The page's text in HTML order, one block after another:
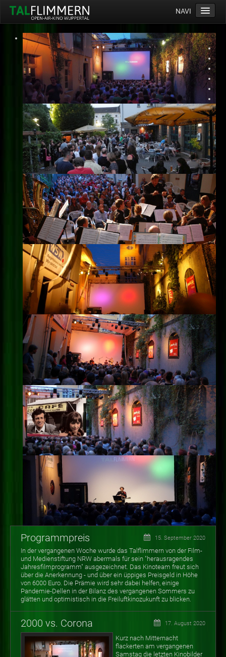
NAVI
Home
Programm
Service
Ticketinfos
Ort
Anreise
Wetter
Kinogutschein
Konzept
Archiv
Kontakt
Impressum
Datenschutz
Programmpreis 15. September 2020
In der vergangenen Woche wurde das Talflimmern von der Film-
und Medienstiftung NRW abermals für sein "herausragendes
Jahresfilmprogramm" ausgezeichnet. Das Kinoteam freut sich
über die Anerkennung - und über ein üppiges Preisgeld in Höhe
von 6000 Euro. Die Prämie wird sehr dabei helfen, einige
Pandemie-Dellen in der Bilanz des vergangenen Sommers zu
glätten und optimistisch in die Freiluftkinozukunft zu blicken.
2000 vs. Corona 17. August 2020
Kurz nach Mitternacht
flackerten am vergangenen
Samstag die letzten Kinobilder